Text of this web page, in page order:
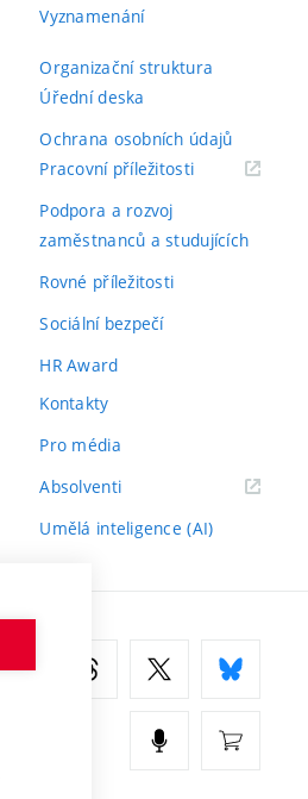
Vyznamenání
Organizační struktura
Úřední deska
Ochrana osobních údajů
Pracovní příležitosti(externí
Podpora a rozvoj
zaměstnanců a studujících
Rovné příležitosti
Sociální bezpečí
HR Award
Kontakty
Pro média
Absolventi(externí
Umělá inteligence (AI)